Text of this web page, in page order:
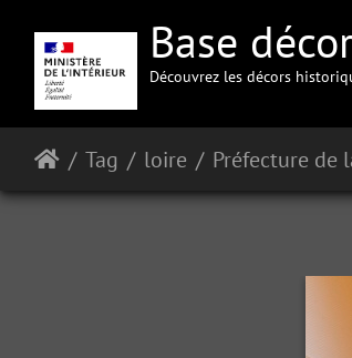
Base
Découvrez les décors
Tag loire